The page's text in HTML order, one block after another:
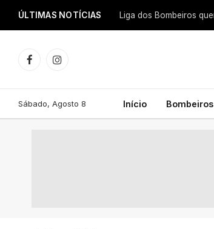
ÚLTIMAS NOTÍCIAS
FacebookInstagram
Sábado, Agosto 8 Início Bombeiros